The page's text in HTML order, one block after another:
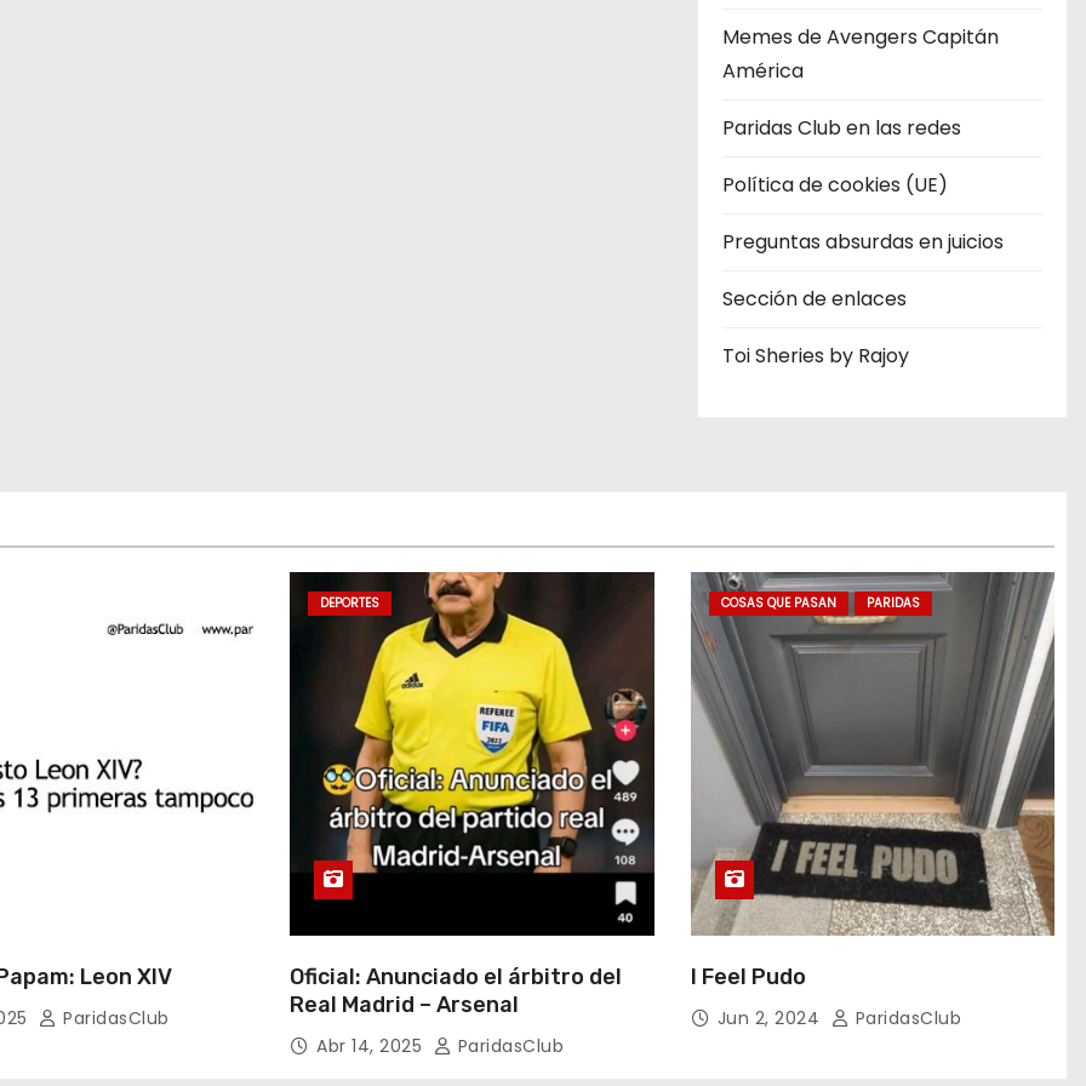
Memes de Avengers Capitán
América
Paridas Club en las redes
Política de cookies (UE)
Preguntas absurdas en juicios
Sección de enlaces
Toi Sheries by Rajoy
Leon XIV
ParidasClub
DEPORTES
Oficial: Anunciado el árbitro del
Real Madrid – Arsenal
Abr 14, 2025 ParidasClub
COSAS QUE PASAN PARIDAS
I Feel Pudo
Jun 2, 2024 ParidasClub